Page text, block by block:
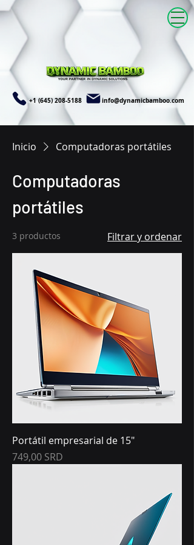
+1 (645) 208-5188 info@dynamicbamboo.com
Inicio Computadoras portátiles
Computadoras
portátiles
3 productos Filtrar y ordenar
Portátil empresarial de 15"
Precio
749,00 SRD